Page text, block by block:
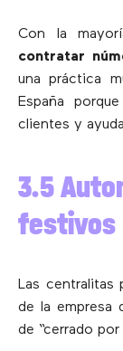
Con la
contratar
una práctica
España
clientes y
3.5
festivos
Las centralitas
de la empresa
de “cerrado